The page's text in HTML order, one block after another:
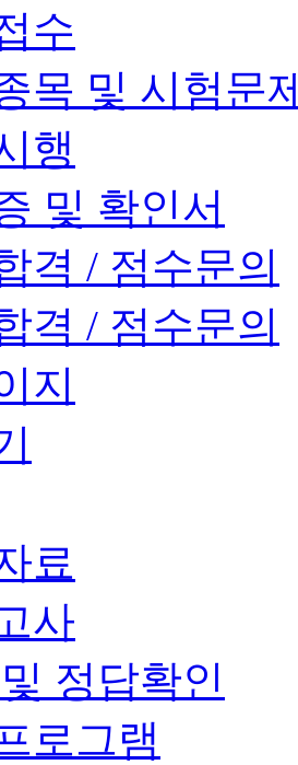
수
목 및 시험문
행
및 확인서
격 / 점수문의
격 / 점수문의
지
료
사
정답확인
로그램